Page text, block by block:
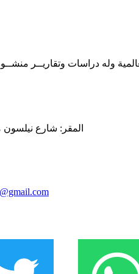
وله دراسات وتقاريــر